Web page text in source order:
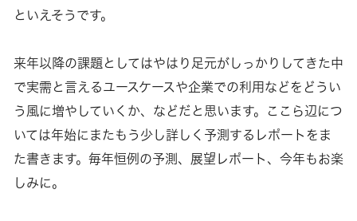
といえそうです。
来年以降の課題としてはやはり足元がしっかりしてきた中
で実需と言えるユースケースや企業での利用などをどうい
う風に増やしていくか、などだと思います。ここら辺につ
いては年始にまたもう少し詳しく予測するレポートをま
た書きます。毎年恒例の予測、展望レポート、今年もお楽
しみに。